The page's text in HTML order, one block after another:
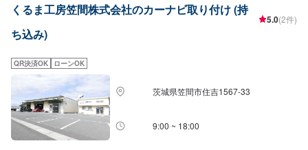
質への絶対の自信。とにかく安心してお任せください。<ご希望と条件に応じ
たパーソナルメニューを提案！>「技術的なクオリティの提供はもちろん、お
客様目線での最善のメニューと車輌価値をできる限り下げない処理をいかに
のニーズや条件に確実に応えることにこだわります。【1】オファーにてお問
い合わせ【2】お見積り【3】お見積りにご納得いただければ作業開始【4】
仕上がり次第納車-----納期について-----納期は通常2日～3日程度で納車となり
ます。(要相談)納期は前後する場合がございます。予めご了承ください。-----
ご来店時の注意、受付方法-----入庫の際はお気をつけてお越しください。駐車
スペースは事務所前の空いているスペースに駐車してください。受付はスタ
ッフへ「メンテモで予約しました」とお伝えください。ご案内いたします。
くるま工房笠間株式会社のカーナビ取り付け (持
ち込み)
5.0(2件)
QR決済OK ローンOK
茨城県笠間市住吉1567-33
9:00 ~ 18:00